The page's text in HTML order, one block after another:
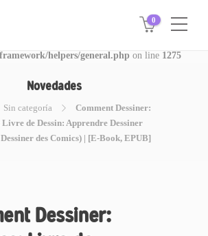
supplied for foreach() in
htdocs/wp-
helpers/general.php on line 1275
0
Novedades
Sin categoría
Comment Dessiner:
Livre de Dessin: Apprendre Dessiner
des Comics) | [E-Book, EPUB]
Dessiner: